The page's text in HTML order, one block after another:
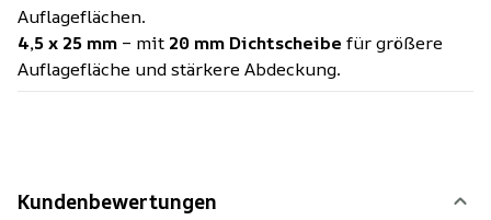
Auflageflächen.
4,5 x 25 mm – mit 20 mm Dichtscheibe für größere
Auflagefläche und stärkere Abdeckung.
Kundenbewertungen